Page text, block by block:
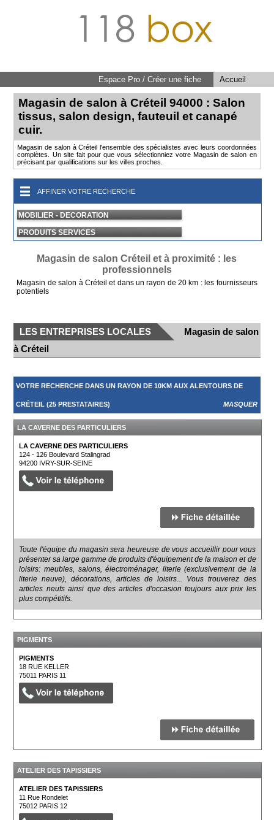
118 box
Accueil
Espace Pro / Créer une fiche
Magasin de salon à Créteil 94000 : Salon
tissus, salon design, fauteuil et canapé
cuir.
Magasin de salon à Créteil l'ensemble des spécialistes avec leurs coordonnées
complètes. Un site fait pour que vous sélectionniez votre Magasin de salon en
précisant par qualifications sur les villes proches.
AFFINER VOTRE RECHERCHE
MOBILIER - DECORATION
PRODUITS SERVICES
Magasin de salon Créteil et à proximité : les
professionnels
Magasin de salon à Créteil et dans un rayon de 20 km : les fournisseurs
potentiels
LES ENTREPRISES LOCALES
Magasin de salon
à Créteil
VOTRE RECHERCHE DANS UN RAYON DE 10KM AUX ALENTOURS DE
CRÉTEIL (25 PRESTATAIRES) MASQUER
LA CAVERNE DES PARTICULIERS
LA CAVERNE DES PARTICULIERS
124 - 126 Boulevard Stalingrad
94200 IVRY-SUR-SEINE
Toute l'équipe du magasin sera heureuse de vous accueillir pour vous
présenter sa large gamme de produits d'équipement de la maison et de
loisirs: meubles, salons, électroménager, literie (exclusivement de la
literie neuve), décorations, articles de loisirs... Vous trouverez des
articles neufs ainsi que des articles d'occasion toujours aux prix les
plus compétitifs.
PIGMENTS
PIGMENTS
18 RUE KELLER
75011PARIS 11
ATELIER DES TAPISSIERS
ATELIER DES TAPISSIERS
11 Rue Rondelet
75012PARIS 12